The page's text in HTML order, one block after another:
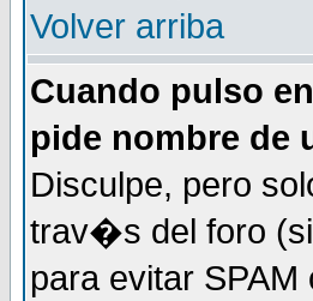
Volver arriba
Cuando pulso
pide nombre de
Disculpe, pero
trav�s del foro
para evitar